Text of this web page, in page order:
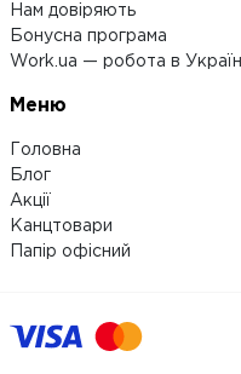
Нам довіряють
Бонусна програма
Work.ua — робота в Україні
Меню
Головна
Блог
Акції
Канцтовари
Папір офісний